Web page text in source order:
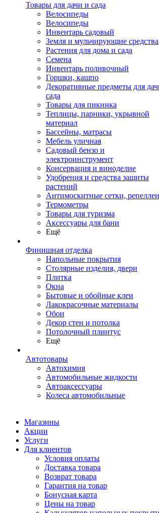
Товары для дачи и сада
Велосипеды
Велосипеды
Инвентарь садовый
Земля и мульчирующие средства
Растения для дома и сада
Семена
Инвентарь поливочный
Горшки, кашпо
Декоративные предметы для
сада
Товары для пикника
Теплицы, парники, укрывной
материал
Бассейны, матрасы
Мебель уличная
Садовый бензо и
электроинструмент
Консервация и виноделие
Удобрения и средства защиты
растений
Антимоскитные сетки,
Термометры
Товары для туризма
Аксессуары для бани
Ещё
Финишная отделка
Напольные покрытия
Столярные изделия, двери
Плитка
Окна
Бытовые и обойные клеи
Лакокрасочные материалы
Обои
Декор стен и потолка
Потолочный плинтус
Ещё
Автотовары
Автохимия
Автомобильные жидкости
Автоаксессуары
Колеса автомобильные
Магазины
Акции
Услуги
Для клиентов
Условия оплаты
Доставка товара
Возврат товара
Гарантия на товар
Бонусная карта
Цены на товар